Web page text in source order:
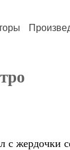
жердочки